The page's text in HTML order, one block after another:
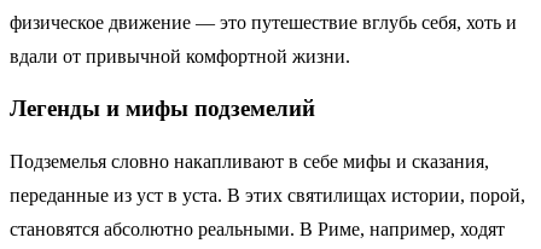
физическое движение — это путешествие вглубь себя, хоть и
вдали от привычной комфортной жизни.
Легенды и мифы подземелий
Подземелья словно накапливают в себе мифы и сказания,
переданные из уст в уста. В этих святилищах истории, порой,
становятся абсолютно реальными. В Риме, например, ходят